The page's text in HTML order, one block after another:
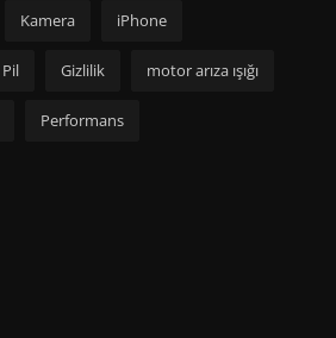
Kamera iPhone
Pil Gizlilik motor arıza ışığı
Performans